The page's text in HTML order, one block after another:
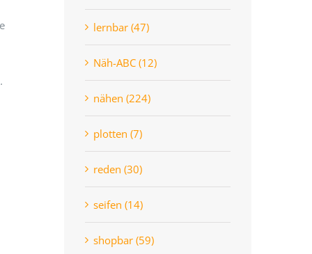
lernbar (47)
Näh-ABC (12)
nähen (224)
plotten (7)
reden (30)
seifen (14)
shopbar (59)